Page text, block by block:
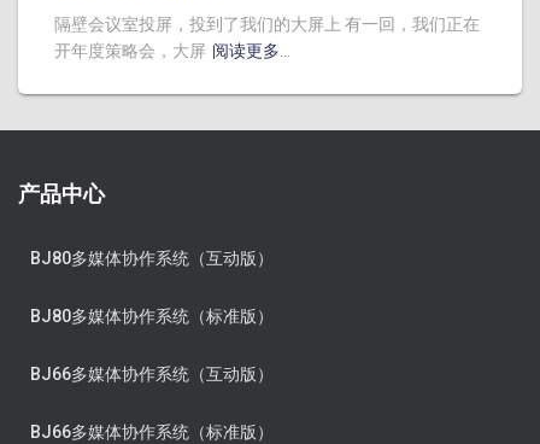
隔壁会议室投屏，投到了我们的大屏上 有一回，我们正在
开年度策略会，大屏 阅读更多…
产品中心
BJ80多媒体协作系统（互动版）
BJ80多媒体协作系统（标准版）
BJ66多媒体协作系统（互动版）
BJ66多媒体协作系统（标准版）